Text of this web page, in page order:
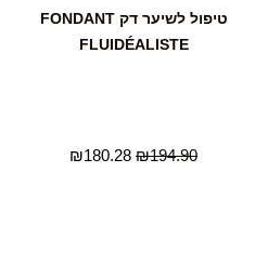
טיפול לשיער דק FONDANT
FLUIDÉALISTE
₪194.90
₪180.28